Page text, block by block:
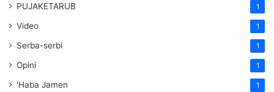
PUJAKETARUB 1
Video 1
Serba-serbi 1
Opini 1
'Haba Jamen 1